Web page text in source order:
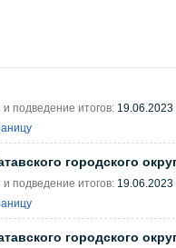
и подведение итогов: 19.06.2023
городского
и подведение итогов: 19.06.2023
городского